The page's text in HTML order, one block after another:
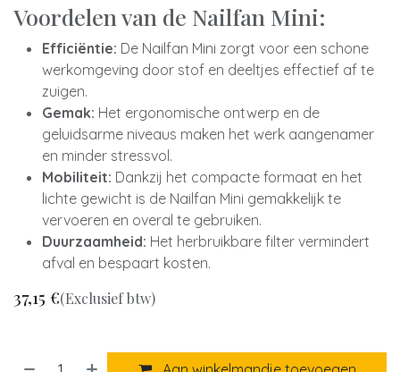
Voordelen van de Nailfan Mini:
Efficiëntie: De Nailfan Mini zorgt voor een schone
werkomgeving door stof en deeltjes effectief af te
zuigen.
Gemak: Het ergonomische ontwerp en de
geluidsarme niveaus maken het werk aangenamer
en minder stressvol.
Mobiliteit: Dankzij het compacte formaat en het
lichte gewicht is de Nailfan Mini gemakkelijk te
vervoeren en overal te gebruiken.
Duurzaamheid: Het herbruikbare filter vermindert
afval en bespaart kosten.
37,15 €(Exclusief btw)